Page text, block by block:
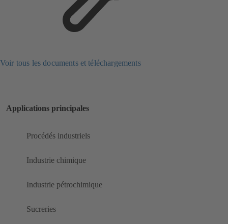
Voir tous les documents et téléchargements
Applications principales
Procédés industriels
Industrie chimique
Industrie pétrochimique
Sucreries